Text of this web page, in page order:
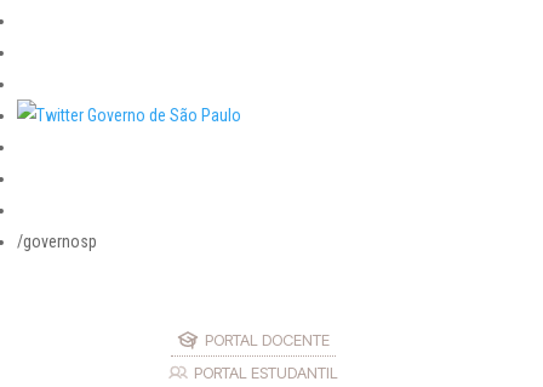
/governosp
PORTAL DOCENTE
PORTAL ESTUDANTIL